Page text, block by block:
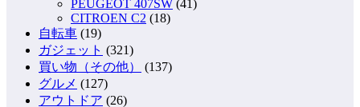
PEUGEOT 407SW (41)
CITROEN C2 (18)
自転車 (19)
ガジェット (321)
買い物（その他）
(137)
グルメ (127)
アウトドア (26)